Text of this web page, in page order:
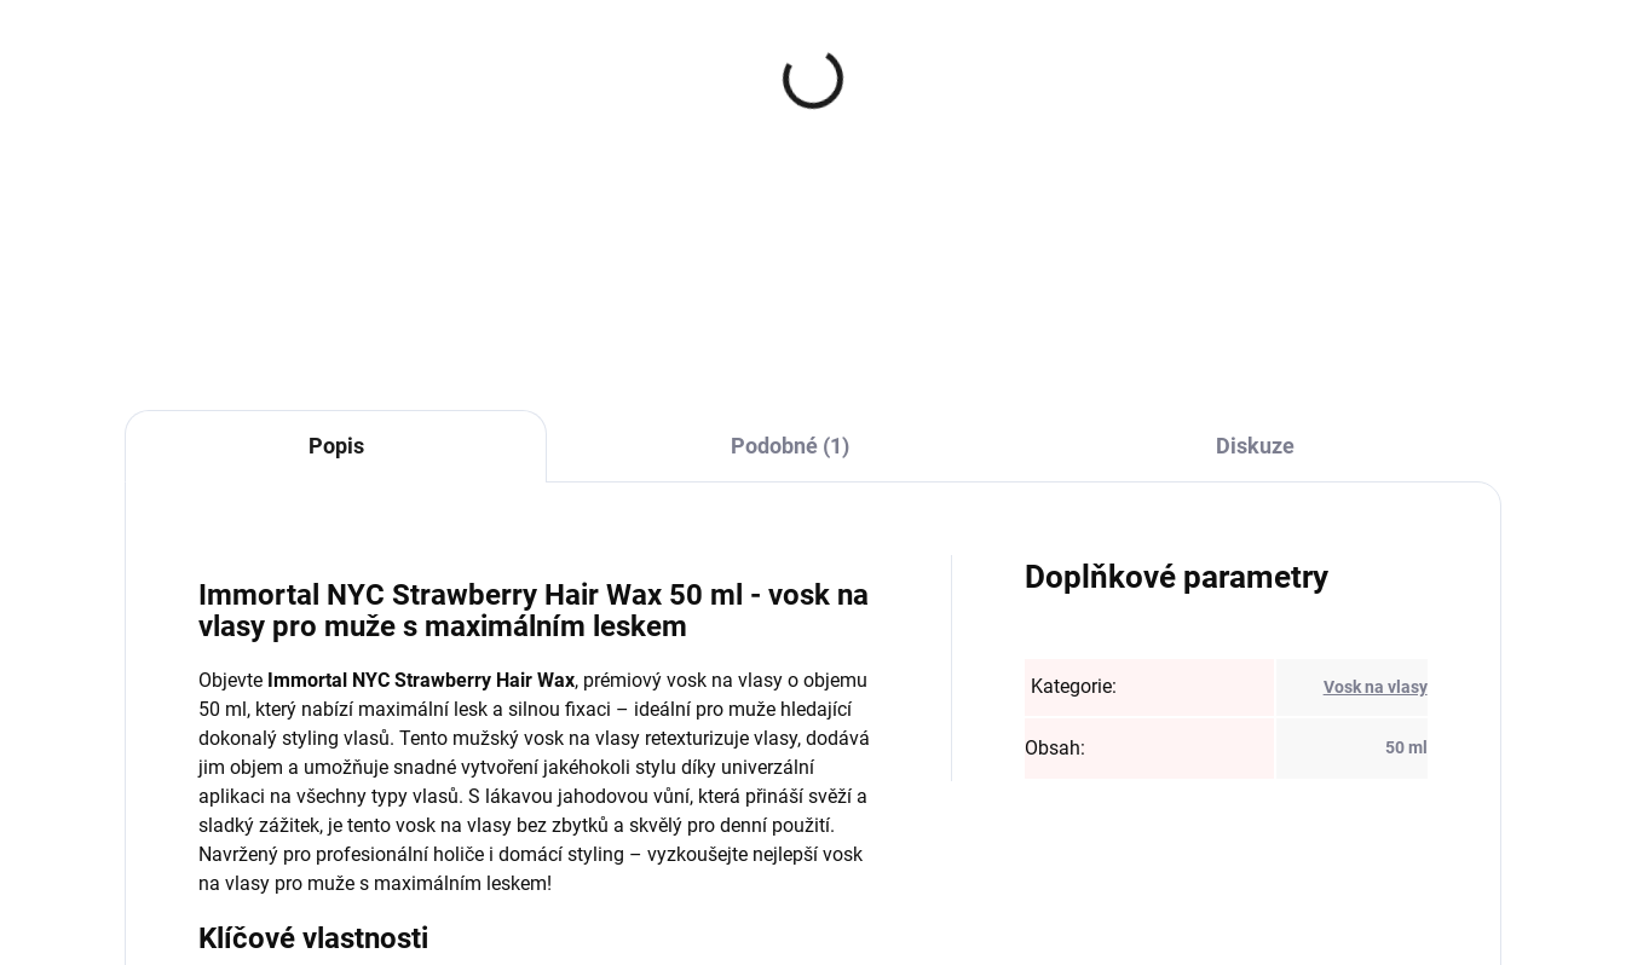
Popis Podobné (1) Diskuze
Immortal NYC Strawberry Hair Wax 50 ml - vosk na
vlasy pro muže s maximálním leskem
Objevte Immortal NYC Strawberry Hair Wax, prémiový vosk na vlasy o objemu
50 ml, který nabízí maximální lesk a silnou fixaci – ideální pro muže hledající
dokonalý styling vlasů. Tento mužský vosk na vlasy retexturizuje vlasy, dodává
jim objem a umožňuje snadné vytvoření jakéhokoli stylu díky univerzální
aplikaci na všechny typy vlasů. S lákavou jahodovou vůní, která přináší svěží a
sladký zážitek, je tento vosk na vlasy bez zbytků a skvělý pro denní použití.
Navržený pro profesionální holiče i domácí styling – vyzkoušejte nejlepší vosk
na vlasy pro muže s maximálním leskem!
Klíčové vlastnosti
Doplňkové parametry
Kategorie: Vosk na vlasy
Obsah: 50 ml